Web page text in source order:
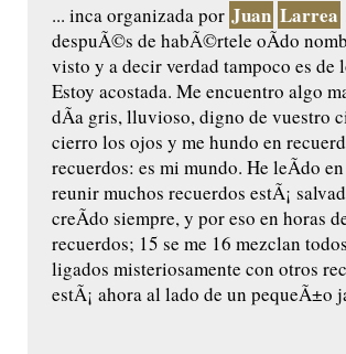
... inca organizada por Juan Larrea
despuÃ©s de habÃ©rtele oÃ­do
visto y a decir verdad tampoco es
Estoy acostada. Me encuentro algo
dÃ­a gris, lluvioso, digno de vuestro
cierro los ojos y me hundo en
recuerdos: es mi mundo. He leÃ­do
reunir muchos recuerdos estÃ¡
creÃ­do siempre, y por eso en horas
recuerdos; 15 se me 16 mezclan
ligados misteriosamente con otros
estÃ¡ ahora al lado de un pequeÃ±o